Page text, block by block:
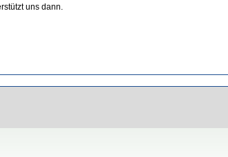
uns dann.